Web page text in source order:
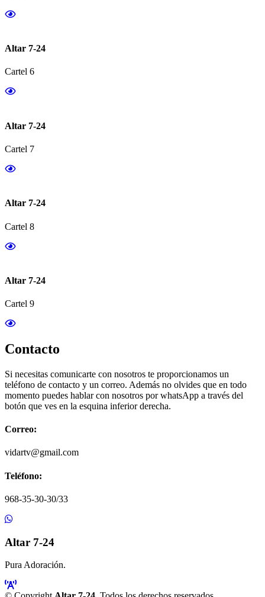
Altar 7-24
Cartel 6
Altar 7-24
Cartel 7
Altar 7-24
Cartel 8
Altar 7-24
Cartel 9
Contacto
Si necesitas comunicarte con nosotros te proporcionamos un
teléfono de contacto y un correo. Además no olvides que en todo
momento puedes hablar con nosotros por whatsApp a través del
botón que ves en la esquina inferior derecha.
Correo:
vidartv@gmail.com
Teléfono:
968-35-30-30/33
Altar 7-24
Pura Adoración.